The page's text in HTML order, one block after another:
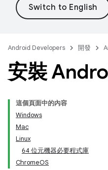
Android Developers 開發
安裝
這個頁面中的內容
Windows
Mac
Linux
64 位元機器必要程式庫
ChromeOS